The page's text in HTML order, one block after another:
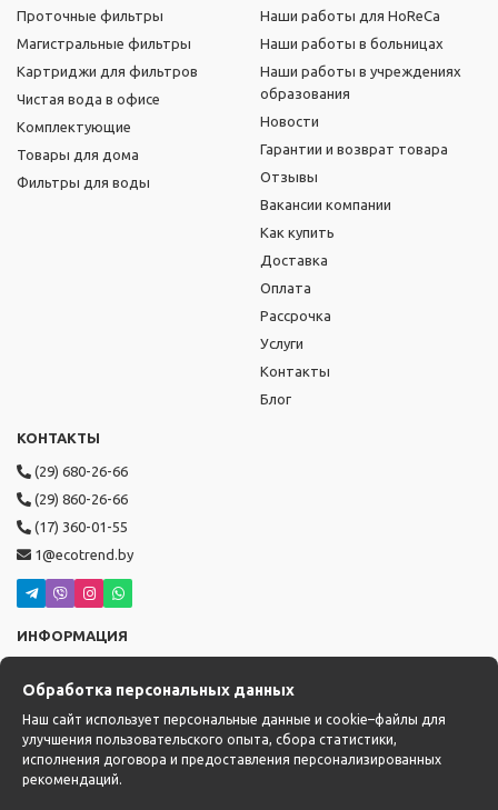
Проточные фильтры
Магистральные фильтры
Картриджи для фильтров
Чистая вода в офисе
Комплектующие
Товары для дома
Фильтры для воды
Наши работы для HoReCa
Наши работы в больницах
Наши работы в учреждениях
образования
Новости
Гарантии и возврат товара
Отзывы
Вакансии компании
Как купить
Доставка
Оплата
Рассрочка
Услуги
Контакты
Блог
КОНТАКТЫ
(29) 680-26-66
(29) 860-26-66
(17) 360-01-55
1@ecotrend.by
ИНФОРМАЦИЯ
сб-вс с 10:00 до 17:00
Доставка: с 14:00 до 22:00
Обработка персональных данных
Наш сайт использует персональные данные и cookie–файлы для
улучшения пользовательского опыта, сбора статистики,
исполнения договора и предоставления персонализированных
рекомендаций.